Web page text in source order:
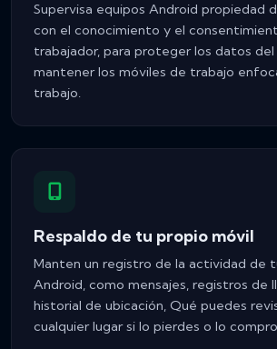
Supervisa equipos Android propiedad
con el conocimiento y el
trabajador, para proteger los datos
mantener los móviles de trabajo
trabajo.
Respaldo de tu propio móvil
Manten un registro de la actividad de
Android, como mensajes, registros de
historial de ubicación, Qué puedes
cualquier lugar si lo pierdes o lo